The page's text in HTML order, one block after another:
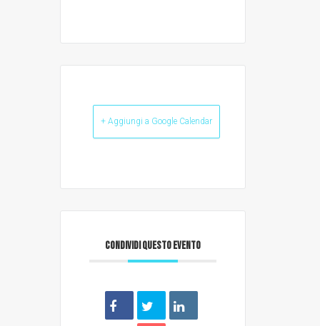
+ Aggiungi a Google Calendar
CONDIVIDI QUESTO EVENTO